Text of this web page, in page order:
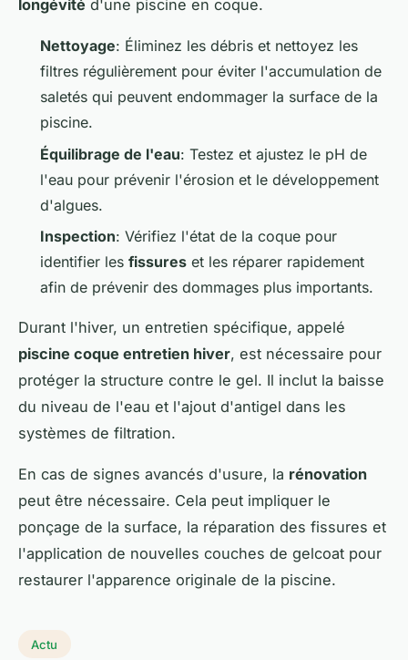
longévité d'une piscine en coque.
Nettoyage: Éliminez les débris et nettoyez les
filtres régulièrement pour éviter l'accumulation de
saletés qui peuvent endommager la surface de la
piscine.
Équilibrage de l'eau: Testez et ajustez le pH de
l'eau pour prévenir l'érosion et le développement
d'algues.
Inspection: Vérifiez l'état de la coque pour
identifier les fissures et les réparer rapidement
afin de prévenir des dommages plus importants.
Durant l'hiver, un entretien spécifique, appelé
piscine coque entretien hiver, est nécessaire pour
protéger la structure contre le gel. Il inclut la baisse
du niveau de l'eau et l'ajout d'antigel dans les
systèmes de filtration.
En cas de signes avancés d'usure, la rénovation
peut être nécessaire. Cela peut impliquer le
ponçage de la surface, la réparation des fissures et
l'application de nouvelles couches de gelcoat pour
restaurer l'apparence originale de la piscine.
Actu